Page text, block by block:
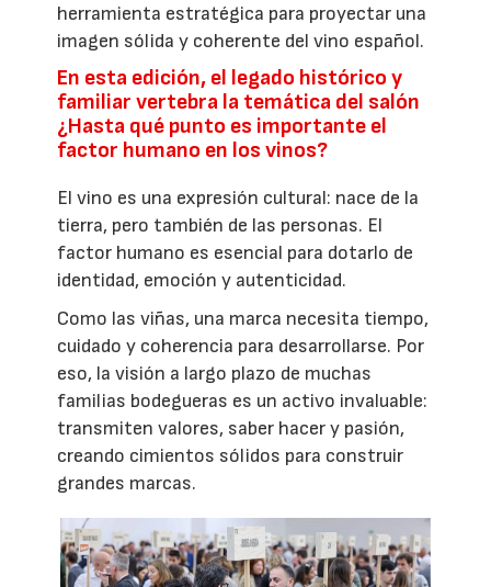
herramienta estratégica para proyectar una
imagen sólida y coherente del vino español.
En esta edición, el legado histórico y
familiar vertebra la temática del salón
¿Hasta qué punto es importante el
factor humano en los vinos?
El vino es una expresión cultural: nace de la
tierra, pero también de las personas. El
factor humano es esencial para dotarlo de
identidad, emoción y autenticidad.
Como las viñas, una marca necesita tiempo,
cuidado y coherencia para desarrollarse. Por
eso, la visión a largo plazo de muchas
familias bodegueras es un activo invaluable:
transmiten valores, saber hacer y pasión,
creando cimientos sólidos para construir
grandes marcas.